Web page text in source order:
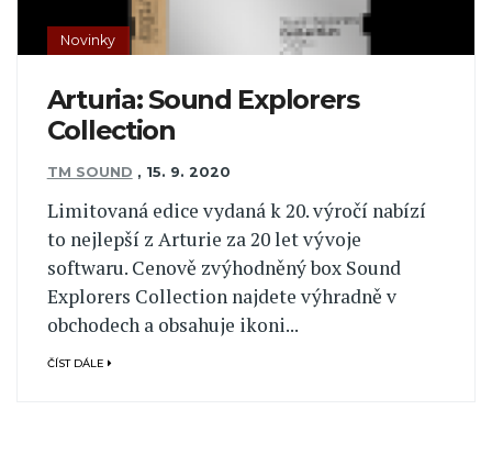
Novinky
Arturia: Sound Explorers
Collection
TM SOUND , 15. 9. 2020
Limitovaná edice vydaná k 20. výročí nabízí
to nejlepší z Arturie za 20 let vývoje
softwaru. Cenově zvýhodněný box Sound
Explorers Collection najdete výhradně v
obchodech a obsahuje ikoni...
ČÍST DÁLE